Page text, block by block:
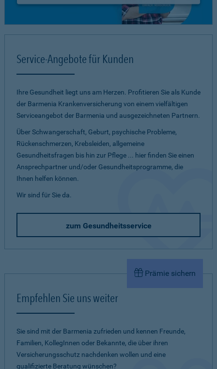
Service-Angebote für Kunden
Ihre Gesundheit liegt uns am Herzen. Profitieren Sie als Kunde
der Barmenia Krankenversicherung von einem vielfältigen
Serviceangebot der Barmenia und ausgezeichneten Partnern.
Über Schwangerschaft, Geburt, psychische Probleme,
Rückenschmerzen, Krebsleiden, allgemeine
Gesundheitsfragen bis hin zur Pflege ... hier finden Sie einen
Ansprechpartner und/oder Gesundheitsprogramme, die
Ihnen helfen können.
Wir sind für Sie da.
zum Gesundheitsservice
Prämie sichern
Empfehlen Sie uns weiter
Sie sind mit der Barmenia zufrieden und kennen Freunde,
Familien, KollegInnen oder Bekannte, die über ihren
Versicherungsschutz nachdenken wollen und eine
qualifizierte Beratung wünschen?